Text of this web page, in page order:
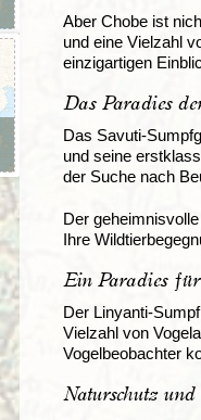
Aber Chobe ist
und eine Vielzahl
einzigartigen
Das Paradies
Das Savuti-
und seine
der Suche nach
Der
Ihre
Ein Paradies für
Der Linyanti-
Vielzahl von
Vogelbeobachter
Naturschutz